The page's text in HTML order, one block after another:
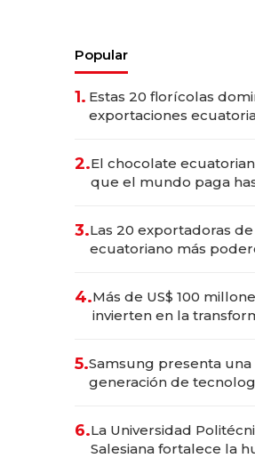
Popular
1. Estas 20 florícolas
exportaciones
2.El chocolate
que el mundo paga
3.Las 20 exportadoras
ecuatoriano más
4.Más de US$ 100
invierten en la
5.Samsung presenta una
generación de
6.La Universidad
Salesiana fortalece la